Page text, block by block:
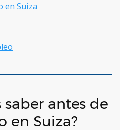
en Suiza
saber antes de
en Suiza?